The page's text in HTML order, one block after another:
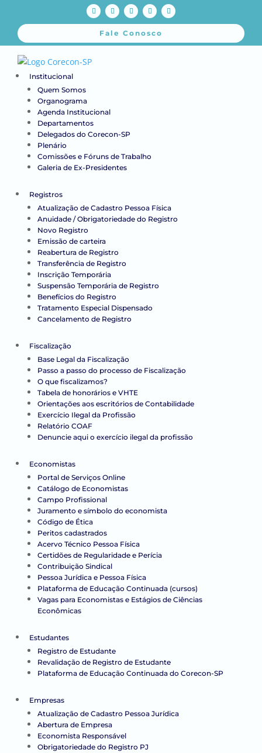
Fale Conosco
Institucional
Quem Somos
Organograma
Agenda Institucional
Departamentos
Delegados do Corecon-SP
Plenário
Comissões e Fóruns de Trabalho
Galeria de Ex-Presidentes
Registros
Atualização de Cadastro Pessoa Física
Anuidade / Obrigatoriedade do Registro
Novo Registro
Emissão de carteira
Reabertura de Registro
Transferência de Registro
Inscrição Temporária
Suspensão Temporária de Registro
Benefícios do Registro
Tratamento Especial Dispensado
Cancelamento de Registro
Fiscalização
Base Legal da Fiscalização
Passo a passo do processo de Fiscalização
O que fiscalizamos?
Tabela de honorários e VHTE
Orientações aos escritórios de Contabilidade
Exercício Ilegal da Profissão
Relatório COAF
Denuncie aqui o exercício ilegal da profissão
Economistas
Portal de Serviços Online
Catálogo de Economistas
Campo Profissional
Juramento e símbolo do economista
Código de Ética
Peritos cadastrados
Acervo Técnico Pessoa Física
Certidões de Regularidade e Perícia
Contribuição Sindical
Pessoa Jurídica e Pessoa Física
Plataforma de Educação Continuada (cursos)
Vagas para Economistas e Estágios de Ciências
Econômicas
Estudantes
Registro de Estudante
Revalidação de Registro de Estudante
Plataforma de Educação Continuada do Corecon-SP
Empresas
Atualização de Cadastro Pessoa Jurídica
Abertura de Empresa
Economista Responsável
Obrigatoriedade do Registro PJ